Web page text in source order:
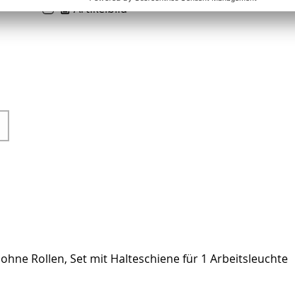
Artikelbild
Rollen, Set mit Halteschiene für 1 Arbeitsleuchte